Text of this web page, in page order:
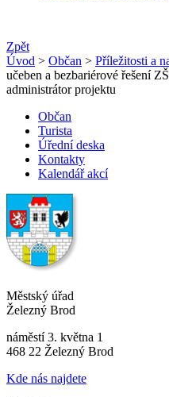
Zpět
Úvod > Občan > Příležitosti a
učeben a bezbariérové řešení
administrátor projektu
Občan
Turista
Úřední deska
Kontakty
Kalendář akcí
Městský úřad
Železný Brod
náměstí 3. května 1
468 22 Železný Brod
Kde nás najdete